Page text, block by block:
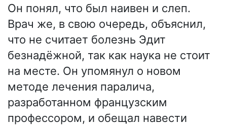
Он понял, что был наивен и слеп.
Врач же, в свою очередь, объяснил,
что не считает болезнь Эдит
безнадёжной, так как наука не стоит
на месте. Он упомянул о новом
методе лечения паралича,
разработанном французским
профессором, и обещал навести